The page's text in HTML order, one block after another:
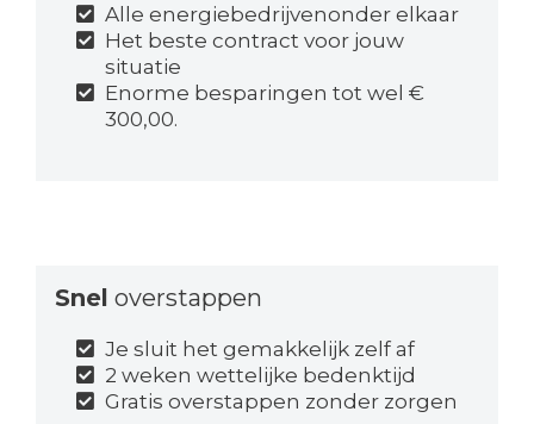
Alle energiebedrijvenonder elkaar
Het beste contract voor jouw
situatie
Enorme besparingen tot wel €
300,00.
Snel overstappen
Je sluit het gemakkelijk zelf af
2 weken wettelijke bedenktijd
Gratis overstappen zonder zorgen